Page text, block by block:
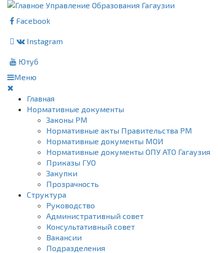
Facebook
Instagram
Ютуб
Меню
Главная
Нормативные документы
Законы РМ
Нормативные акты Правительства РМ
Нормативные документы МОИ
Нормативные документы ОПУ АТО Гагаузия
Приказы ГУО
Закупки
Прозрачность
Структура
Руководство
Административный совет
Консультативный совет
Вакансии
Подразделения